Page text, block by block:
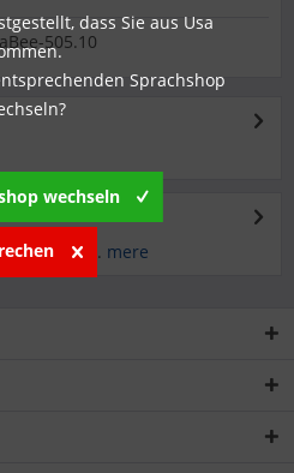
505.10
mere
dass Sie aus Usa
Sprachshop
wechseln